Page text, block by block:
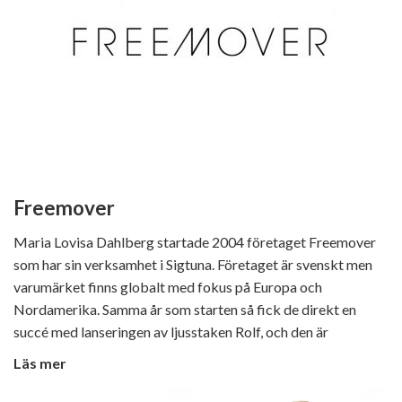
Freemover
Maria Lovisa Dahlberg startade 2004 företaget Freemover
som har sin verksamhet i Sigtuna. Företaget är svenskt men
varumärket finns globalt med fokus på Europa och
Nordamerika. Samma år som starten så fick de direkt en
succé med lanseringen av ljusstaken Rolf, och den är
Läs mer